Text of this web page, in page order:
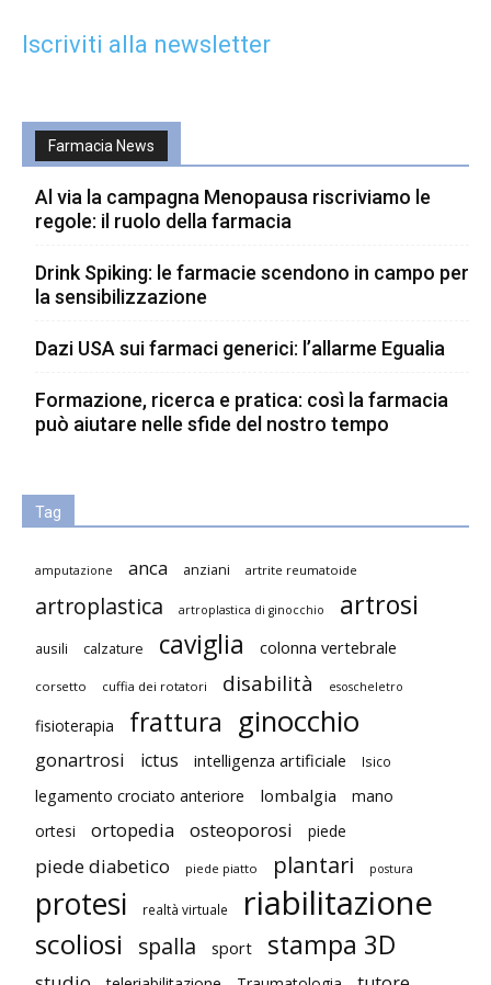
Iscriviti alla newsletter
Farmacia News
Al via la campagna Menopausa riscriviamo le
regole: il ruolo della farmacia
Drink Spiking: le farmacie scendono in campo per
la sensibilizzazione
Dazi USA sui farmaci generici: l’allarme Egualia
Formazione, ricerca e pratica: così la farmacia
può aiutare nelle sfide del nostro tempo
Tag
amputazione anca anziani artrite reumatoide
artroplastica artroplastica di ginocchio artrosi
ausili calzature caviglia colonna vertebrale
corsetto cuffia dei rotatori disabilità esoscheletro
fisioterapia frattura ginocchio
gonartrosi ictus intelligenza artificiale Isico
legamento crociato anteriore lombalgia
mano
ortesi
ortopedia osteoporosi piede
piede diabetico piede piatto plantari postura
protesi realtà virtuale riabilitazione
scoliosi spalla sport stampa 3D